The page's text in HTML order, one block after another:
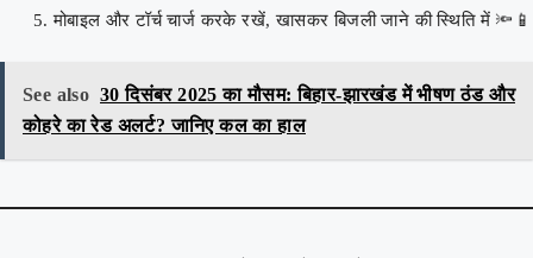
मोबाइल और टॉर्च चार्ज करके रखें, खासकर बिजली जाने की स्थिति में 🔦📱
See also 30 दिसंबर 2025 का मौसम: बिहार-झारखंड में भीषण ठंड और
कोहरे का रेड अलर्ट? जानिए कल का हाल